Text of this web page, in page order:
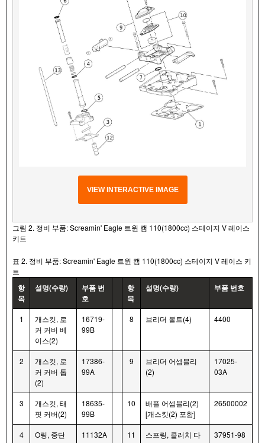
VIEW INTERACTIVE IMAGE
그림 2. 정비 부품: Screamin' Eagle 트윈 캠 110(1800cc) 스테이지 V 레이스
키트
표 2. 정비 부품: Screamin' Eagle 트윈 캠 110(1800cc) 스테이지 V 레이스 키
트
항
목
설명(수량)
부품 번
호
항
목
설명(수량) 부품 번호
1
개스킷, 로
커 커버 베
이스(2)
16719-
99B
8 브리더 볼트(4) 4400
2
개스킷, 로
커 커버 톱
(2)
17386-
99A
9
브리더 어셈블리
(2)
17025-
03A
3
개스킷, 태
핏 커버(2)
18635-
99B
10
배플 어셈블리(2)
[개스킷(2) 포함]
26500002
4
O링, 중단
11132A 11
스프링, 클러치 다
37951-98